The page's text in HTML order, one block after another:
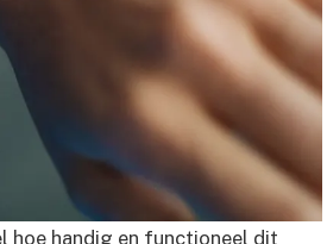
hoe handig en functioneel dit